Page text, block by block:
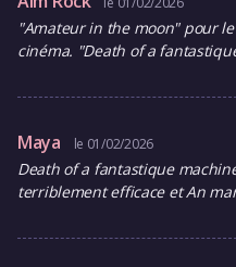
"Amateur in the moon" pour
cinéma. "Death of a
Maya le 01/02/2026
Death of a fantastique
terriblement efficace et An